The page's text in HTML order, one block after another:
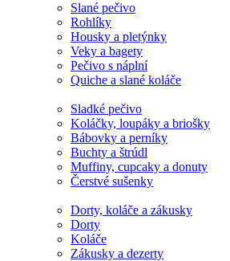
Slané pečivo
Rohlíky
Housky a pletýnky
Veky a bagety
Pečivo s náplní
Quiche a slané koláče
Sladké pečivo
Koláčky, loupáky a briošky
Bábovky a perníky
Buchty a štrúdl
Muffiny, cupcaky a donuty
Čerstvé sušenky
Dorty, koláče a zákusky
Dorty
Koláče
Zákusky a dezerty